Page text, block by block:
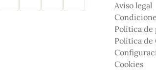
Aviso legal
Política de
Política de
Cookies